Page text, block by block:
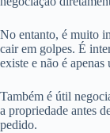
No entanto, é muito
cair em golpes. É
existe e não é
Também é útil
a propriedade antes
pedido.